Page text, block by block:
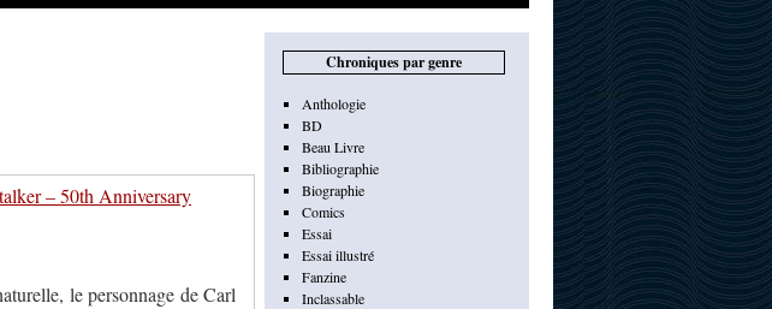
– 50th Anniversary
le personnage de Carl
Chroniques par genre
Anthologie
BD
Beau Livre
Bibliographie
Biographie
Comics
Essai
Essai illustré
Fanzine
Inclassable